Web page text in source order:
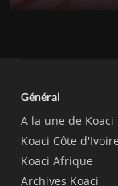
Général
A la une de Koaci
Koaci Côte d'Ivoire
Koaci Afrique
Archives Koaci